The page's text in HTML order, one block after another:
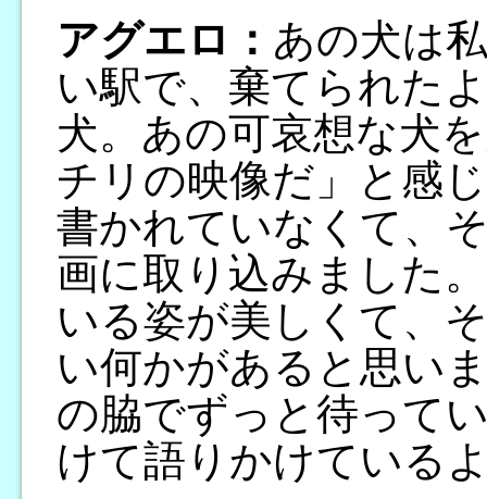
アグエロ： あの犬は
い駅で、棄てられた
犬。あの可哀想な犬
チリの映像だ」と感
書かれていなくて、
画に取り込みました
いる姿が美しくて、
い何かがあると思い
の脇でずっと待って
けて語りかけている